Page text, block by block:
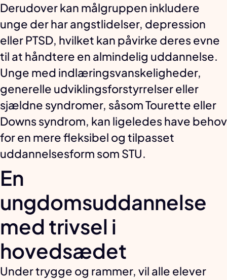
Derudover kan målgruppen inkludere
unge der har angstlidelser, depression
eller PTSD, hvilket kan påvirke deres evne
til at håndtere en almindelig uddannelse.
Unge med indlæringsvanskeligheder,
generelle udviklingsforstyrrelser eller
sjældne syndromer, såsom Tourette eller
Downs syndrom, kan ligeledes have behov
for en mere fleksibel og tilpasset
uddannelsesform som STU.
En
ungdomsuddannelse
med trivsel i
hovedsædet
Under trygge og rammer, vil alle elever